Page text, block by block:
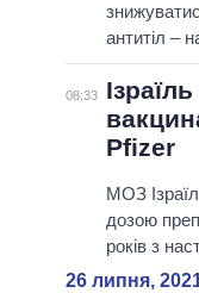
антитіл –
08:33
Pfizer
МОЗ
дозою
років з
26 липня,